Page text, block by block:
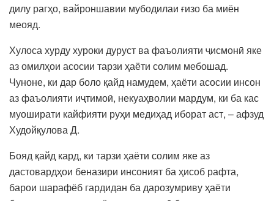
дилу рагҳо, вайроншавии мубодилаи ғизо ба миён
меояд.
Хулоса хурду хуроки дуруст ва фаъолияти ҷисмонӣ яке
аз омилҳои асосии тарзи ҳаёти солим мебошад.
Чуноне, ки дар боло қайд намудем, ҳаёти асосии инсон
аз фаъолияти иҷтимоӣ, некуаҳволии мардум, ки ба кас
муоширати кайфияти руҳи медиҳад иборат аст, – афзуд
Худойқулова Д.
Бояд қайд кард, ки тарзи ҳаёти солим яке аз
дастовардҳои беназири инсоният ба ҳисоб рафта,
барои шарафёб гардидан ба дарозумриву ҳаёти